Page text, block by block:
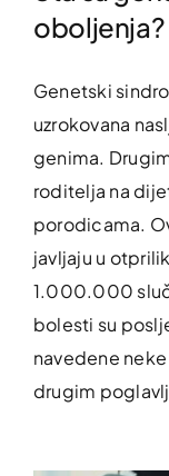
oboljenja?
Genetski
uzrokovana
genima.
roditelja na
porodicama.
javljaju u
1.000.000
bolesti su
navedene
drugim